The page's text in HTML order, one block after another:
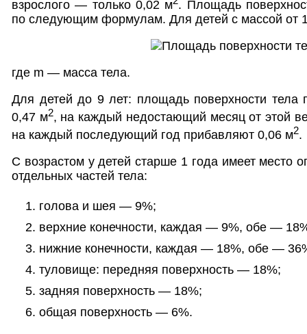
взрослого — только 0,02 м . Площадь
по следующим формулам. Для детей с массой от
где m — масса тела.
Для детей до 9 лет: площадь поверхности тела
0,47 м2, на каждый недостающий месяц от этой
на каждый последующий год прибавляют 0,06 м2.
С возрастом у детей старше 1 года имеет место
отдельных частей тела:
голова и шея — 9%;
верхние конечности, каждая — 9%, обе —
нижние конечности, каждая — 18%, обе —
туловище: передняя поверхность — 18%;
задняя поверхность — 18%;
общая поверхность — 6%.